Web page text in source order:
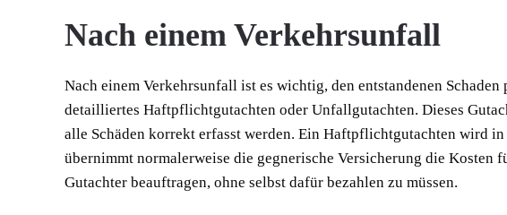
Nach einem Verkehrsunfall
Nach einem Verkehrsunfall ist es wichtig, den entstandenen
detailliertes Haftpflichtgutachten oder Unfallgutachten. Dieses
alle Schäden korrekt erfasst werden. Ein Haftpflichtgutachten wird
übernimmt normalerweise die gegnerische Versicherung die Kosten
Gutachter beauftragen, ohne selbst dafür bezahlen zu müssen.